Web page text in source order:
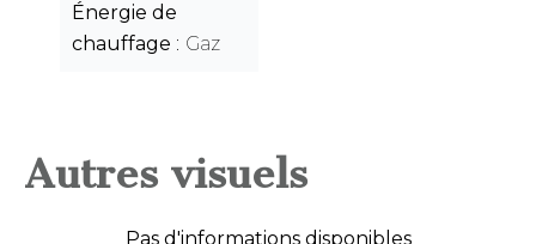
Énergie de
chauffage
Gaz
Autres visuels
Pas d'informations disponibles